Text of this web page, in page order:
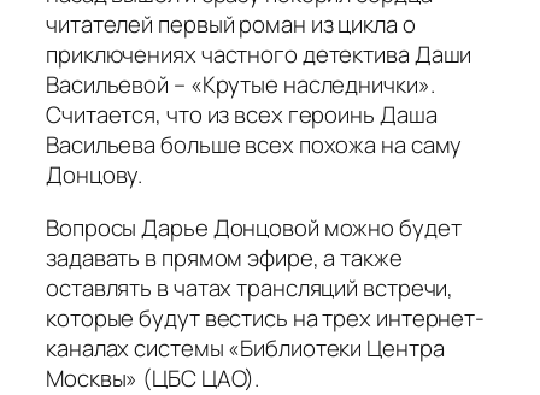
читателей первый роман из цикла о
приключениях частного детектива Даши
Васильевой – «Крутые наследнички».
Считается, что из всех героинь Даша
Васильева больше всех похожа на саму
Донцову.
Вопросы Дарье Донцовой можно будет
задавать в прямом эфире, а также
оставлять в чатах трансляций встречи,
которые будут вестись на трех интернет-
каналах системы «Библиотеки Центра
Москвы» (ЦБС ЦАО).